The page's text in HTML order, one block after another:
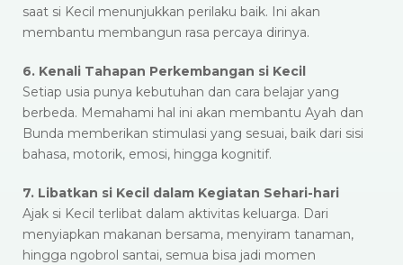
saat si Kecil menunjukkan perilaku baik. Ini akan
membantu membangun rasa percaya dirinya.
6. Kenali Tahapan Perkembangan si Kecil
Setiap usia punya kebutuhan dan cara belajar yang
berbeda. Memahami hal ini akan membantu Ayah dan
Bunda memberikan stimulasi yang sesuai, baik dari sisi
bahasa, motorik, emosi, hingga kognitif.
7. Libatkan si Kecil dalam Kegiatan Sehari-hari
Ajak si Kecil terlibat dalam aktivitas keluarga. Dari
menyiapkan makanan bersama, menyiram tanaman,
hingga ngobrol santai, semua bisa jadi momen